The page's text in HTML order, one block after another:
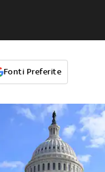
Fonti Preferite